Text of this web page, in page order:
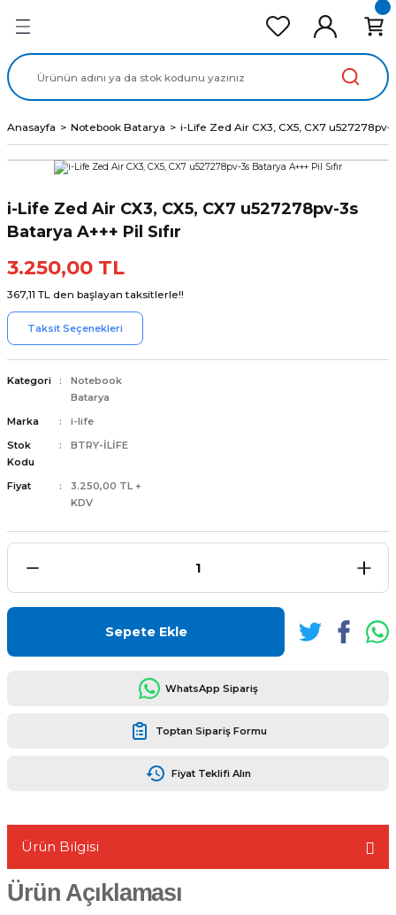
Ekran Panel
Data Kablo
Anasayfa Notebook Batarya i-Life Zed Air CX3, CX5, CX7 u527278pv-
i-Life Zed Air CX3, CX5, CX7 u527278pv-3s
Batarya A+++ Pil Sıfır
3.250,00 TL
367,11 TL den başlayan taksitlerle!!
Taksit Seçenekleri
Kategori
Notebook
Batarya
Marka
i-life
Stok
Kodu
BTRY-İLİFE
Fiyat
3.250,00 TL +
KDV
Sepete Ekle
WhatsApp Sipariş
Toptan Sipariş Formu
Fiyat Teklifi Alın
Ürün Bilgisi
Ürün Açıklaması